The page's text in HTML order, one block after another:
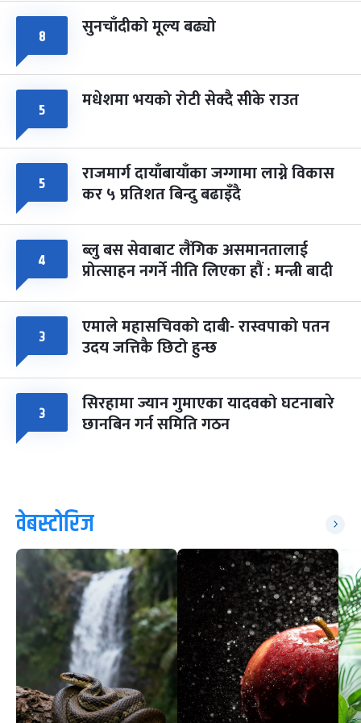
८ सुनचाँदीको मूल्य बढ्यो
५ मधेशमा भयको रोटी सेक्दै सीके राउत
५ राजमार्ग दायाँबायाँका जग्गामा लाग्ने विकास
कर ५ प्रतिशत बिन्दु बढाइँदै
४ ब्लु बस सेवाबाट लैंगिक असमानतालाई
प्रोत्साहन नगर्ने नीति लिएका हौं : मन्त्री बादी
३ एमाले महासचिवको दाबी- रास्वपाको पतन
उदय जत्तिकै छिटो हुन्छ
३ सिरहामा ज्यान गुमाएका यादवको घटनाबारे
छानबिन गर्न समिति गठन
वेबस्टोरिज